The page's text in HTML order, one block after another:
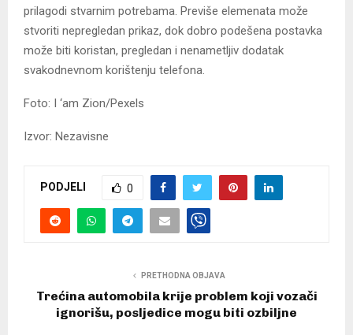
prilagodi stvarnim potrebama. Previše elemenata može
stvoriti nepregledan prikaz, dok dobro podešena postavka
može biti koristan, pregledan i nenametljiv dodatak
svakodnevnom korištenju telefona.
Foto: I ‘am Zion/Pexels
Izvor: Nezavisne
PODJELI 0
PRETHODNA OBJAVA
Trećina automobila krije problem koji vozači
ignorišu, posljedice mogu biti ozbiljne